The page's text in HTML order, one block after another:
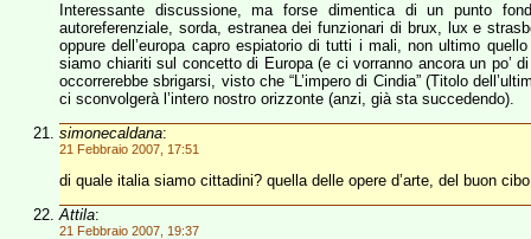
Interessante discussione, ma forse dimentica di un punto
autoreferenziale, sorda, estranea dei funzionari di brux, lux e
oppure dell’europa capro espiatorio di tutti i mali, non ultimo
siamo chiariti sul concetto di Europa (e ci vorranno ancora un po’
occorrerebbe sbrigarsi, visto che “L’impero di Cindia” (Titolo
ci sconvolgerà l’intero nostro orizzonte (anzi, già sta succedendo).
simonecaldana:
21 Febbraio 2007, 17:51
di quale italia siamo cittadini? quella delle opere d’arte, del buon
Attila:
21 Febbraio 2007, 19:37